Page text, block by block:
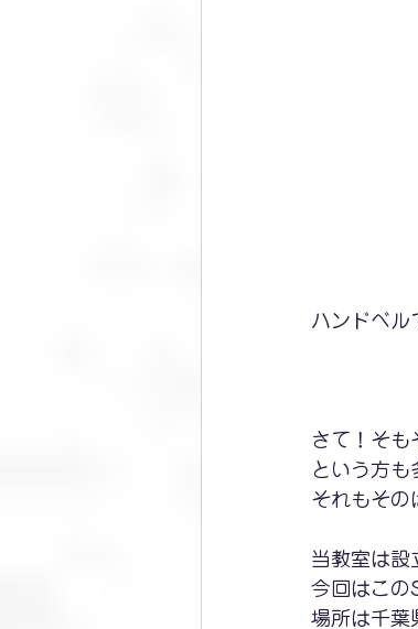
ハンドベ
さて！そも
という方も
それもその
当教室は設
今回はこの
場所は千葉